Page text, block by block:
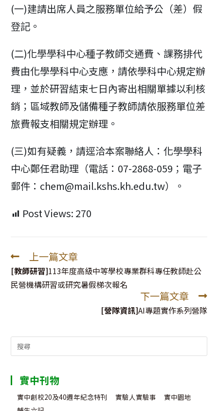
(一)建請出席人員之服務單位給予公（差）假
登記。
(二)化學學科中心種子教師交通費、課務排代
費由化學學科中心支應，請依學科中心規定辦
理，並於研習結束七日內寄出相關單據以利核
銷；區域教師及儲備種子教師請依服務單位差
旅費報支相關規定辦理。
(三)如有疑義，請逕洽本案聯絡人：化學學科
中心鄭任君助理（電話：07-2868-059；電子
郵件：chem@mail.kshs.kh.edu.tw）。
Post Views: 270
Read
more
articles
上一篇文章
[教師研習]113年度高級中等學校專業群科專任教師赴公
民營機構研習或研究暑假梯次報名
下一篇文章
[營隊資訊]AI專題實作系列營隊
Search
for:
實中刊物
實中創校20及40週年紀念特刊 實驗人實驗事
實中園地